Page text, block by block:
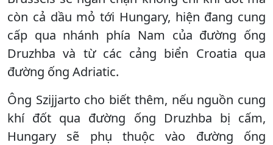
còn cả dầu mỏ tới Hungary, hiện đang cung
cấp qua nhánh phía Nam của đường ống
Druzhba và từ các cảng biển Croatia qua
đường ống Adriatic.
Ông Szijjarto cho biết thêm, nếu nguồn cung
khí đốt qua đường ống Druzhba bị cấm,
Hungary sẽ phụ thuộc vào đường ống